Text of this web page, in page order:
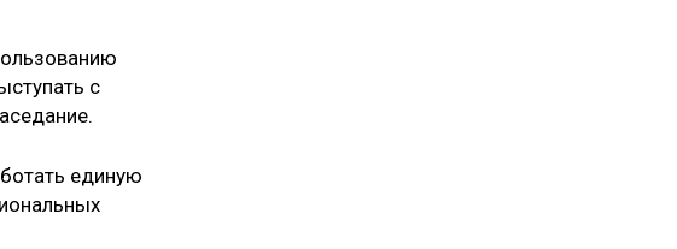
с
единую